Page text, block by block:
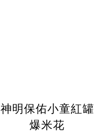
神明保佑小童紅罐
爆米花